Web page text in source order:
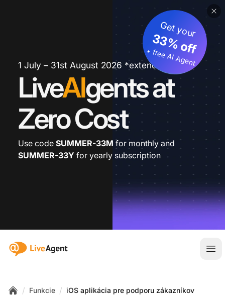
1 July – 31st August 2026 *extended
LiveAIgents at
Zero Cost
Get your
33% off
+ free AI Agent
Use code SUMMER-33M for monthly and
SUMMER-33Y for yearly subscription
:site.title
/ Funkcie / iOS aplikácia pre podporu zákazníkov